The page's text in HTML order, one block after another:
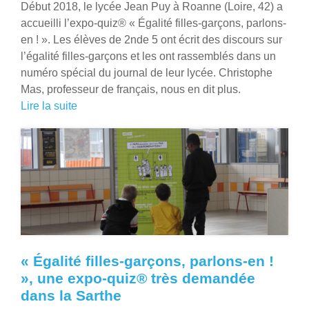
Début 2018, le lycée Jean Puy à Roanne (Loire, 42) a
accueilli l’expo-quiz® « Égalité filles-garçons, parlons-
en ! ». Les élèves de 2nde 5 ont écrit des discours sur
l’égalité filles-garçons et les ont rassemblés dans un
numéro spécial du journal de leur lycée. Christophe
Mas, professeur de français, nous en dit plus.
Lire la suite
« Égalité filles-garçons, parlons-en !
», une expo-quiz® très demandée
dans la Sarthe